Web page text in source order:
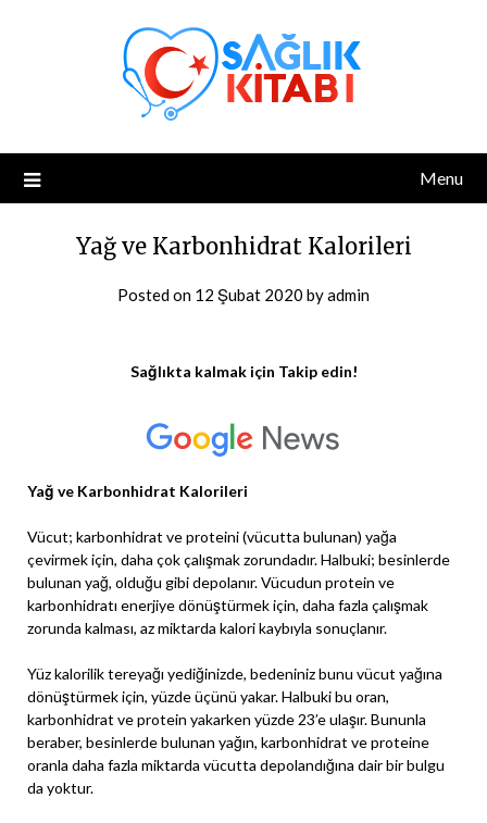
Menu
Yağ ve Karbonhidrat Kalorileri
Posted on 12 Şubat 2020 byadmin
Sağlıkta kalmak için Takip edin!
Yağ ve Karbonhidrat Kalorileri
Vücut; karbonhidrat ve proteini (vücutta bulunan) yağa
çevirmek için, daha çok çalışmak zorundadır. Halbuki; besinlerde
bulunan yağ, olduğu gibi depolanır. Vücudun protein ve
karbonhidratı enerjiye dönüştürmek için, daha fazla çalışmak
zorunda kalması, az miktarda kalori kaybıyla sonuçlanır.
Yüz kalorilik tereyağı yediğinizde, bedeniniz bunu vücut yağına
dönüştürmek için, yüzde üçünü yakar. Halbuki bu oran,
karbonhidrat ve protein yakarken yüzde 23’e ulaşır. Bununla
beraber, besinlerde bulunan yağın, karbonhidrat ve proteine
oranla daha fazla miktarda vücutta depolandığına dair bir bulgu
da yoktur.